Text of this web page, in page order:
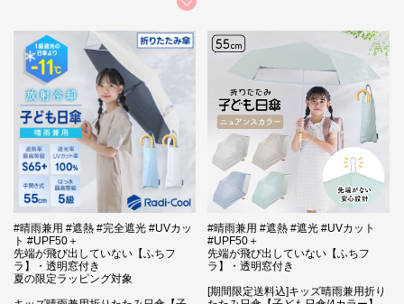
#晴雨兼用 #遮熱 #完全遮光 #UVカッ
ト #UPF50＋
先端が飛び出していない【ふちフ
ラ】・透明窓付き
夏の限定ラッピング対象
#晴雨兼用 #遮熱 #遮光 #UVカット
#UPF50＋
先端が飛び出していない【ふちフ
ラ】・透明窓付き
[期間限定送料込]キッズ晴雨兼用折り